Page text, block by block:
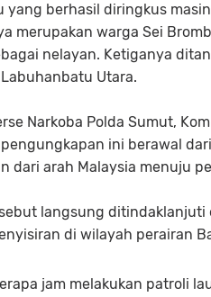
yang berhasil diringkus
merupakan warga Sei
nelayan. Ketiganya
Utara.
Narkoba Polda Sumut,
ini berawal
dari arah Malaysia menuju
langsung ditindaklanjuti
di wilayah perairan
jam melakukan patroli